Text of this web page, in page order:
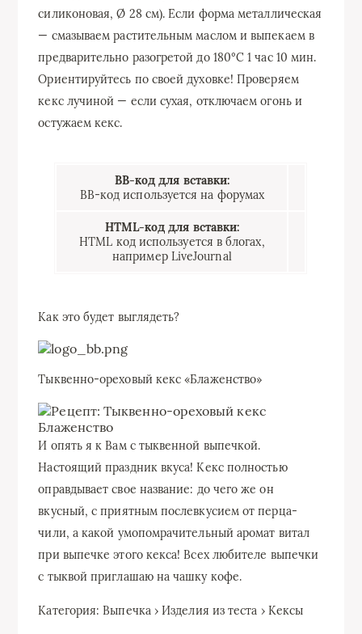
силиконовая, Ø 28 см). Если форма металлическая
— смазываем растительным маслом и выпекаем в
предварительно разогретой до 180°С 1 час 10 мин.
Ориентируйтесь по своей духовке! Проверяем
кекс лучиной — если сухая, отключаем огонь и
остужаем кекс.
BB-код для вставки:
BB-код используется на форумах
HTML-код для вставки:
HTML код используется в блогах,
например LiveJournal
Как это будет выглядеть?
Тыквенно-ореховый кекс «Блаженство»
И опять я к Вам с тыквенной выпечкой.
Настоящий праздник вкуса! Кекс полностью
оправдывает свое название: до чего же он
вкусный, с приятным послевкусием от перца-
чили, а какой умопомрачительный аромат витал
при выпечке этого кекса! Всех любителе выпечки
с тыквой приглашаю на чашку кофе.
Категория:Выпечка › Изделия из теста › Кексы